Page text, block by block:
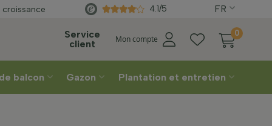
votre semaine de livraison 4.1/5 FR
Service
client
Mon compte
0
balcon Gazon Plantation et entretien